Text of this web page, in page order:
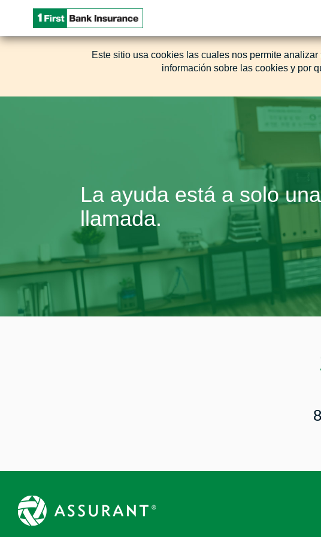
Este sitio usa cookies las cuales nos permite
información sobre las cookies y por
La ayuda está a solo una
llamada.